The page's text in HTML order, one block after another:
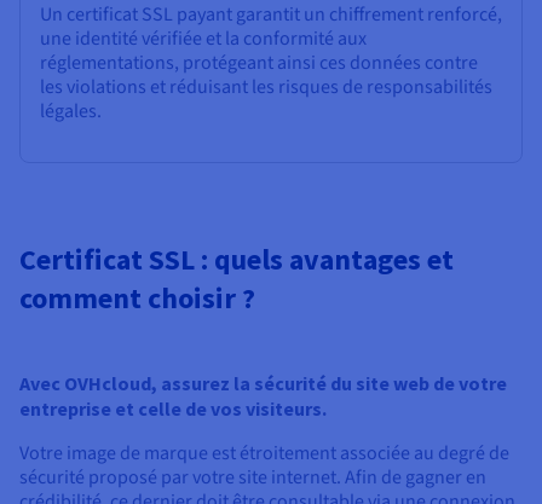
Un certificat SSL payant garantit un chiffrement renforcé,
une identité vérifiée et la conformité aux
réglementations, protégeant ainsi ces données contre
les violations et réduisant les risques de responsabilités
légales.
Certificat SSL : quels avantages et
comment choisir ?
Avec OVHcloud, assurez la sécurité du site web de votre
entreprise et celle de vos visiteurs.
Votre image de marque est étroitement associée au degré de
sécurité proposé par votre site internet. Afin de gagner en